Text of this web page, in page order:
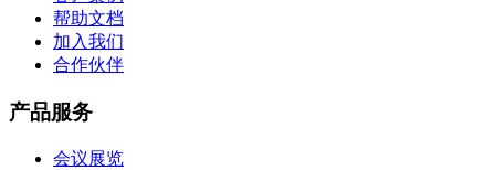
帮助文档
加入我们
合作伙伴
产品服务
会议展览